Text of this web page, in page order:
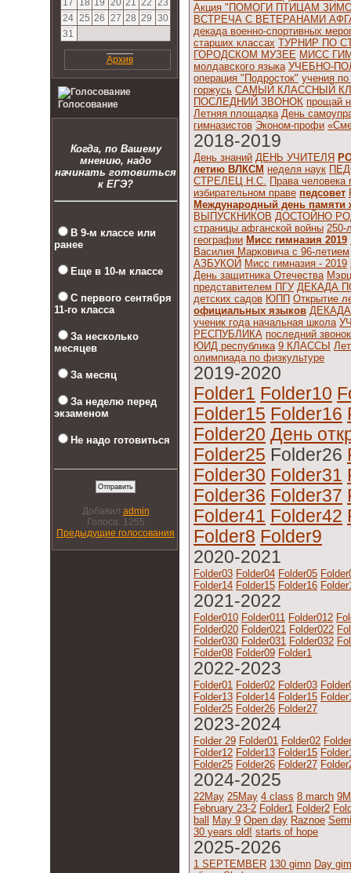
17
18 19 20 21 22 23
24 25 26 27 28 29 30
31
Архив
Голосование
Когда, по Вашему
мнению, надо
начинать готовиться
к ЕГЭ?
В 9-м классе или
ранее
Еще в 10-м классе
С первого сентября
11-го класса
За несколько
месяцев
За месяц
За неделю перед
экзаменом
Не надо готовиться
Добавил admin
Голоса: 1255
Предыдущие голосования
Акция "ПОМОГИ ПТИЦАМ
ВСТРЕЧА С ВЕТЕРАНАМИ
декада военно-спортивных
старших классах ТУРНИР ПО
ГОРОДСКОМ МУЗЕЕ МИСС
молдавского языка УЧЕБНО-
операция "Подросток" учения
горжусь САМЫЙ КЛАССНЫЙ
ПОСЛЕДНИЙ ЗВОНОК прощай
Летняя площадка День
гимназистов Эконом-профи
2018-2019
День знаний ДЕНЬ УЧИТЕЛЯ
летию ВЛКСМ неделя наук
СТРЕЛЕЦ Н.С. Права
избирательном праве педсовет
Международный день памяти
ВЫПУСКНИКОВ ДОСТОЙНО
страницы афганской войны 250-
географии Мисс гимназия 2019
Василия Марковича с 96-летием
АЗБУКОЙ Мисс гимназия - 2019
День защитника Отечества
представителем ПГУ ДЕКАДА
детских садов ЮПП Открытие
официальных языков
ученик года начальная школа
РЕСПУБЛИКА последний звонок
ЮИД республика 9 КЛАССЫ
олимпиада по физкультуре
2019-2020
Folder1 Folder10
Folder15 Folder16
Folder20 День
Folder25 Folder26
Folder30 Folder31
Folder36 Folder37
Folder41 Folder42
Folder8 Folder9
2020-2021
Folder03 Folder04 Folder05
Folder14 Folder15 Folder16
2021-2022
Folder010 Folder011 Folder012
Folder020 Folder021 Folder022
Folder030 Folder031 Folder032
Folder08 Folder09 Folder1
2022-2023
Folder01 Folder02 Folder03
Folder13 Folder14 Folder15
Folder25 Folder26 Folder27
2023-2024
Folder 29 Folder01 Folder02
Folder12 Folder13 Folder15
Folder25 Folder26 Folder27
2024-2025
22May 25May 4 class 8 march
February 23-2 Folder1 Folder2
ball
May 9 Open day Raznoe
30 years old! starts of hope
2025-2026
1 SEPTEMBER 130 gimn Day